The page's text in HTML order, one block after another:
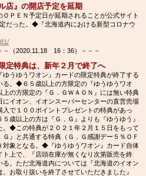
店』の開店予定を延期
ＰＥＮ予定日が延期されることが公式サイト
だった。◆『北海道内における新型コロナウ
－（2020.11.18 16：36）－－－
定特典は、新年２月で終了へ
ゆうゆうワオン』カードの限定特典が終了する
る。◆６５歳以上の方限定の『ゆうゆうワオ
上の方限定の『Ｇ．ＧＷＡＯＮ』には無い特典
にイオン、イオンスーパーセンターの直営売場
入で１００ポイントプレゼントの特典があっ
歳以上の方は『Ｇ．Ｇ』よりも『ゆうゆう』
。◆この特典が２０２１年２月１５日をもって
Ｇ』と共通する特典（Ｇ．Ｇ感謝デー５％ＯＦ
対象となる。◆『ゆうゆうワオン』カード自体
ト上で、『店頭在庫が無くなり次第販売を終
る。ただ北海道内については『北海道のイオン
、お取り扱いを終了させていただきました』